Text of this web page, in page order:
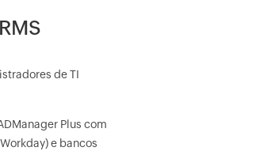
de TI
Plus com
e bancos